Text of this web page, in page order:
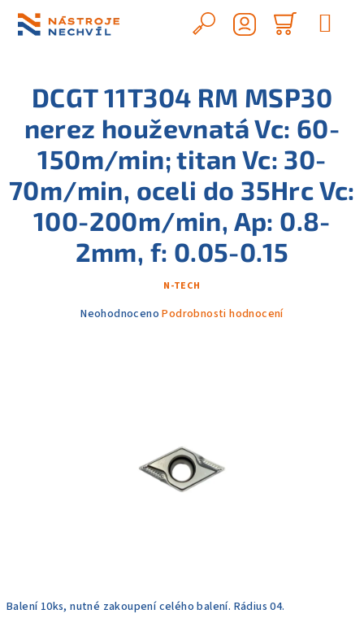
obsah
Hledat
košík
Balení 10ks, nutné zakoupení celého balení. Rádius 04.
DCGT 11T304 RM MSP30
nerez houževnatá Vc: 60-
150m/min; titan Vc: 30-
70m/min, oceli do 35Hrc Vc:
100-200m/min, Ap: 0.8-
2mm, f: 0.05-0.15
N-TECH
Průměrné
Neohodnoceno Podrobnosti hodnocení